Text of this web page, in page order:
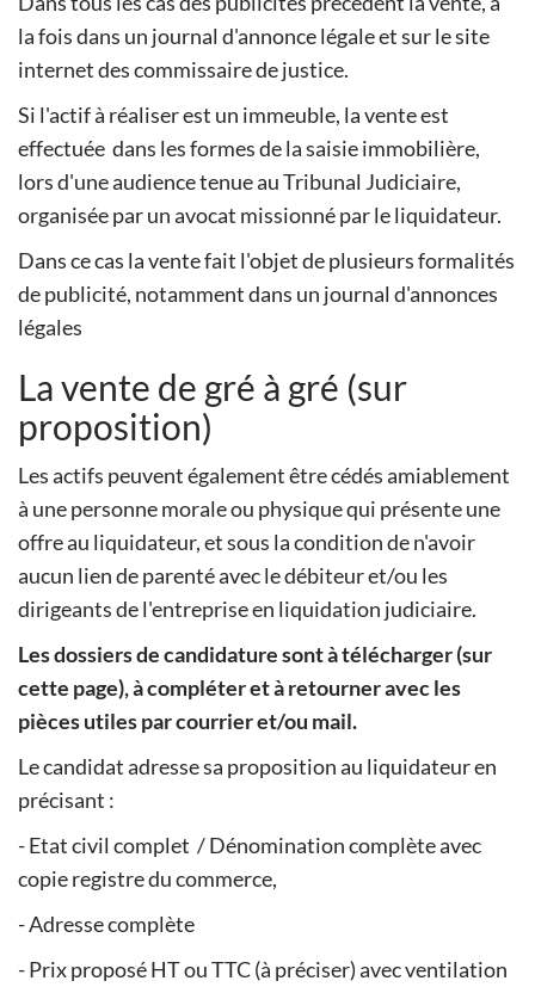
la fois dans un journal d'annonce légale et sur le site
internet des commissaire de justice.
Si l'actif à réaliser est un immeuble, la vente est
effectuée dans les formes de la saisie immobilière,
lors d'une audience tenue au Tribunal Judiciaire,
organisée par un avocat missionné par le liquidateur.
Dans ce cas la vente fait l'objet de plusieurs formalités
de publicité, notamment dans un journal d'annonces
légales
La vente de gré à gré (sur
proposition)
Les actifs peuvent également être cédés amiablement
à une personne morale ou physique qui présente une
offre au liquidateur, et sous la condition de n'avoir
aucun lien de parenté avec le débiteur et/ou les
dirigeants de l'entreprise en liquidation judiciaire.
Les dossiers de candidature sont à télécharger (sur
cette page), à compléter et à retourner avec les
pièces utiles par courrier et/ou mail.
Le candidat adresse sa proposition au liquidateur en
précisant :
- Etat civil complet / Dénomination complète avec
copie registre du commerce,
- Adresse complète
- Prix proposé HT ou TTC (à préciser) avec ventilation